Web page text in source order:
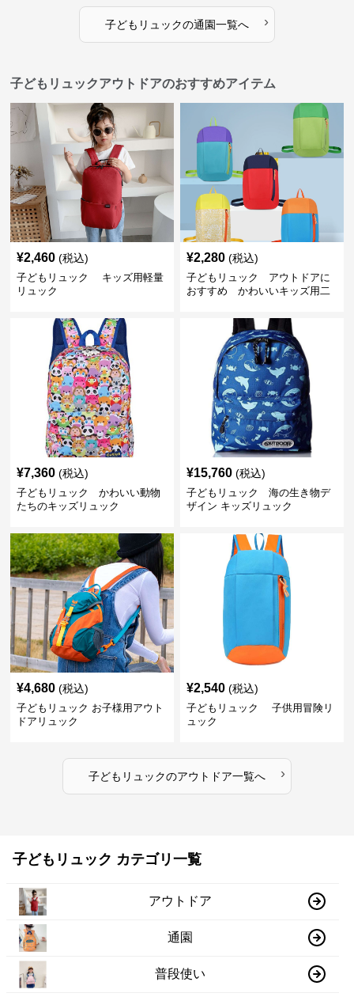
子どもリュックの通園一覧へ ›
子どもリュックアウトドアのおすすめアイテム
¥2,460 (税込)
子どもリュック キッズ用軽量
リュック
¥2,280 (税込)
子どもリュック アウトドアに
おすすめ かわいいキッズ用二
¥7,360 (税込)
子どもリュック かわいい動物
たちのキッズリュック
¥15,760 (税込)
子どもリュック 海の生き物デ
ザイン キッズリュック
¥4,680 (税込)
子どもリュック お子様用アウト
ドアリュック
¥2,540 (税込)
子どもリュック 子供用冒険リ
ュック
子どもリュックのアウトドア一覧へ ›
子どもリュック カテゴリ一覧
アウトドア
通園
普段使い